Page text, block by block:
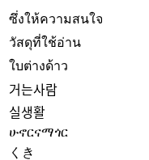
ซึ่งให้ความสนใจ
วัสดุที่ใช้อ่าน
ใบต่างด้าว
거는사람
실생활
ሁኖርናማጎር
くき